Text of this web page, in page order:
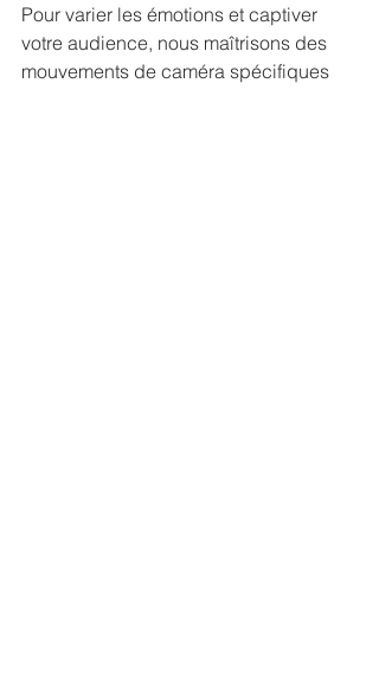
Pour varier les émotions et captiver
votre audience, nous maîtrisons des
mouvements de caméra spécifiques